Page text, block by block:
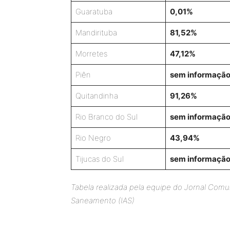
Guaratuba 0,01%
Mandirituba 81,52%
Morretes 47,12%
Piên sem informação
Quitandinha 91,26%
Rio Branco do Sul sem informação
Rio Negro 43,94%
Tijucas do Sul sem informação
Tabela realizada pela equipe do Jornal
Saneamento (IAS)